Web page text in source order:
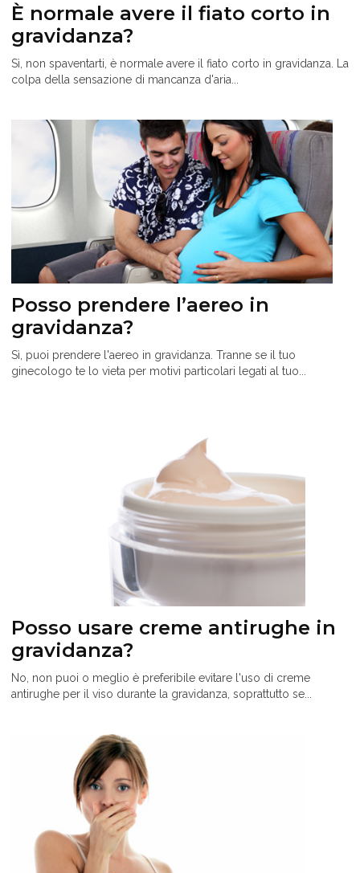
È normale avere il fiato corto in
gravidanza?
Sì, non spaventarti, è normale avere il fiato corto in gravidanza. La
colpa della sensazione di mancanza d'aria...
Posso prendere l’aereo in
gravidanza?
Sì, puoi prendere l'aereo in gravidanza. Tranne se il tuo
ginecologo te lo vieta per motivi particolari legati al tuo...
Posso usare creme antirughe in
gravidanza?
No, non puoi o meglio è preferibile evitare l'uso di creme
antirughe per il viso durante la gravidanza, soprattutto se...